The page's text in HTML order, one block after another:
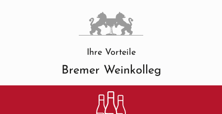
Ihre Vorteile
Bremer Weinkolleg